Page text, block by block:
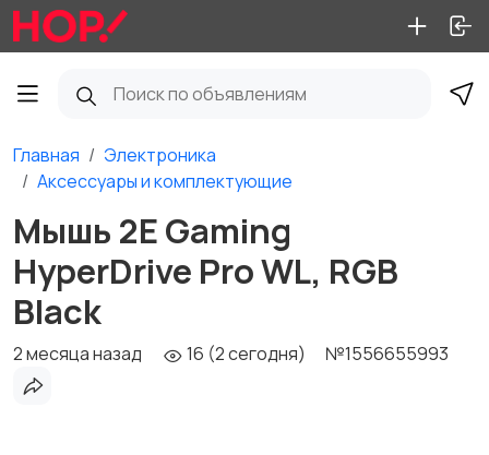
Главная
Электроника
Аксессуары и комплектующие
Мышь 2E Gaming
HyperDrive Pro WL, RGB
Black
2 месяца назад 16 (2 сегодня) №1556655993